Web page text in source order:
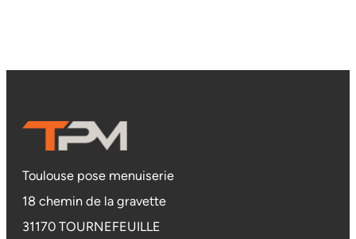
Toulouse pose menuiserie
18 chemin de la gravette
31170 TOURNEFEUILLE